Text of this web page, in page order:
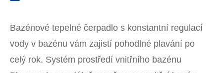
Bazénové tepelné čerpadlo s konstantní regulací
vody v bazénu vám zajistí pohodlné plavání po
celý rok. Systém prostředí vnitřního bazénu